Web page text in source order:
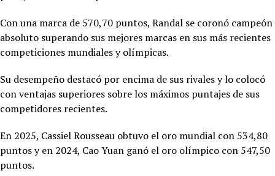
Con una marca de 570,70 puntos, Randal se coronó campeón
absoluto superando sus mejores marcas en sus más recientes
competiciones mundiales y olímpicas.
Su desempeño destacó por encima de sus rivales y lo colocó
con ventajas superiores sobre los máximos puntajes de sus
competidores recientes.
En 2025, Cassiel Rousseau obtuvo el oro mundial con 534,80
puntos y en 2024, Cao Yuan ganó el oro olímpico con 547,50
puntos.